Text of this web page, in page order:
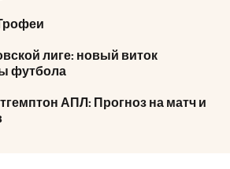
лиге: новый виток
футбола
АПЛ: Прогноз на матч и